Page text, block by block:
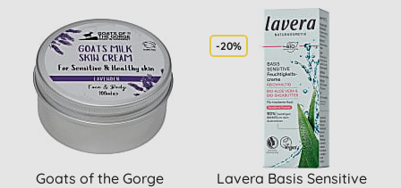
Goats of the Gorge
-20%
Lavera Basis Sensitive